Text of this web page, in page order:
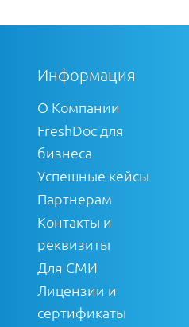
Информация
О Компании
FreshDoc для
бизнеса
Успешные кейсы
Партнерам
Контакты и
реквизиты
Для СМИ
Лицензии и
сертификаты